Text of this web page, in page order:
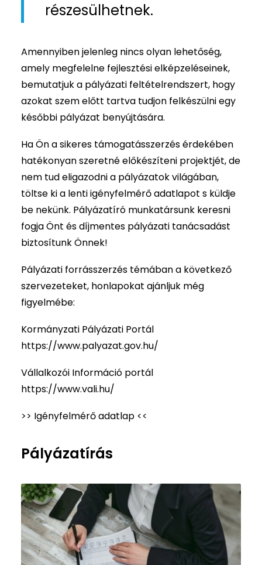
részesülhetnek.
Amennyiben jelenleg nincs olyan lehetőség,
amely megfelelne fejlesztési elképzeléseinek,
bemutatjuk a pályázati feltételrendszert, hogy
azokat szem előtt tartva tudjon felkészülni egy
későbbi pályázat benyújtására.
Ha Ön a sikeres támogatásszerzés érdekében
hatékonyan szeretné előkészíteni projektjét, de
nem tud eligazodni a pályázatok világában,
töltse ki a lenti igényfelmérő adatlapot s küldje
be nekünk. Pályázatíró munkatársunk keresni
fogja Önt és díjmentes pályázati tanácsadást
biztosítunk Önnek!
Pályázati forrásszerzés témában a következő
szervezeteket, honlapokat ajánljuk még
figyelmébe:
Kormányzati Pályázati Portál
https://www.palyazat.gov.hu/
Vállalkozói Információ portál
https://www.vali.hu/
>> Igényfelmérő adatlap <<
Pályázatírás